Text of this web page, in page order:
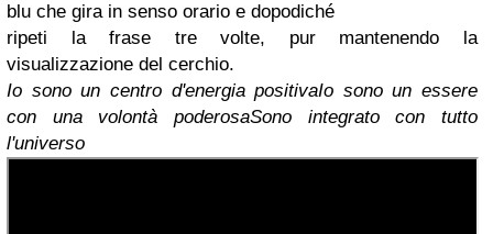
blu che gira in senso orario e dopodiché
ripeti la frase tre volte, pur mantenendo la
visualizzazione del cerchio.
Io sono un centro d'energia positivaIo sono un essere
con una volontà poderosaSono integrato con tutto
l'universo